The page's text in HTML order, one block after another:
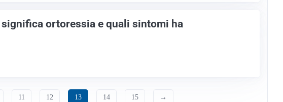
significa ortoressia e quali sintomi ha
11 12 13 14 15 →